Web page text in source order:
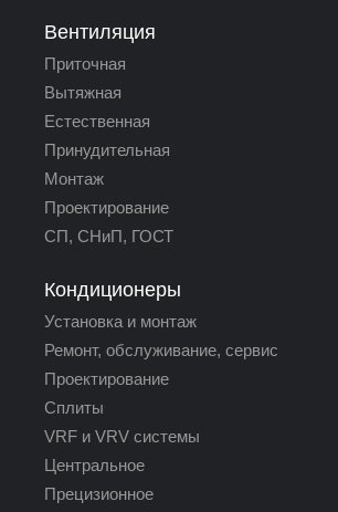
Вентиляция
Приточная
Вытяжная
Естественная
Принудительная
Монтаж
Проектирование
СП, СНиП, ГОСТ
Кондиционеры
Установка и монтаж
Ремонт, обслуживание, сервис
Проектирование
Сплиты
VRF и VRV системы
Центральное
Прецизионное